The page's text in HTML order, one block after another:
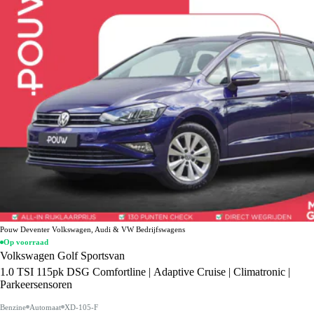
Pouw Deventer Volkswagen, Audi & VW Bedrijfswagens
Op voorraad
Volkswagen Golf Sportsvan
1.0 TSI 115pk DSG Comfortline | Adaptive Cruise | Climatronic |
Parkeersensoren
Benzine Automaat XD-105-F